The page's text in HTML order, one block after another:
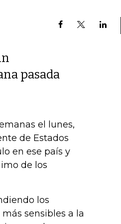
pasada
el lunes,
de Estados
en ese país y
de los
los
sensibles a la